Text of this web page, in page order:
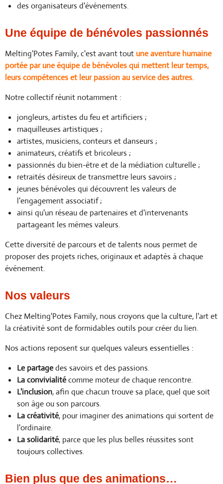
des organisateurs d'événements.
Une équipe de bénévoles passionnés
Melting'Potes Family, c'est avant tout une aventure humaine
portée par une équipe de bénévoles qui mettent leur temps,
leurs compétences et leur passion au service des autres.
Notre collectif réunit notamment :
jongleurs, artistes du feu et artificiers ;
maquilleuses artistiques ;
artistes, musiciens, conteurs et danseurs ;
animateurs, créatifs et bricoleurs ;
passionnés du bien-être et de la médiation culturelle ;
retraités désireux de transmettre leurs savoirs ;
jeunes bénévoles qui découvrent les valeurs de
l'engagement associatif ;
ainsi qu'un réseau de partenaires et d'intervenants
partageant les mêmes valeurs.
Cette diversité de parcours et de talents nous permet de
proposer des projets riches, originaux et adaptés à chaque
événement.
Nos valeurs
Chez Melting'Potes Family, nous croyons que la culture, l'art et
la créativité sont de formidables outils pour créer du lien.
Nos actions reposent sur quelques valeurs essentielles :
Le partagedes savoirs et des passions.
La convivialitécomme moteur de chaque rencontre.
L'inclusion, afin que chacun trouve sa place, quel que soit
son âge ou son parcours.
La créativité, pour imaginer des animations qui sortent de
l'ordinaire.
La solidarité, parce que les plus belles réussites sont
toujours collectives.
Bien plus que des animations…